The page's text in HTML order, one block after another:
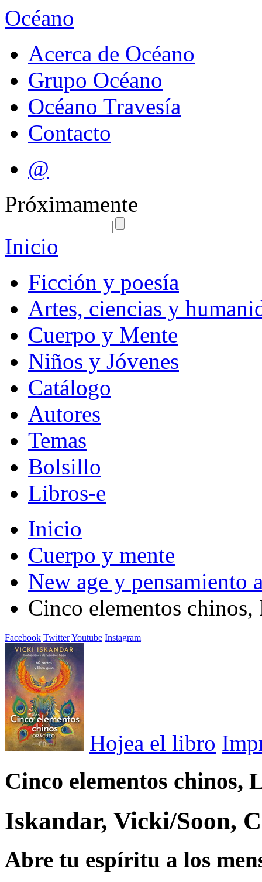
Océano
Acerca de Océano
Grupo Océano
Océano Travesía
Contacto
@
Próximamente
Inicio
Ficción y poesía
Artes, ciencias y
Cuerpo y Mente
Niños y Jóvenes
Catálogo
Autores
Temas
Bolsillo
Libros-e
Inicio
Cuerpo y mente
New age y pensamiento
Cinco elementos
Facebook TwitterYoutube Instagram
Hojea el libro
Cinco elementos
Iskandar, Vicki/Soon,
Abre tu espíritu a los